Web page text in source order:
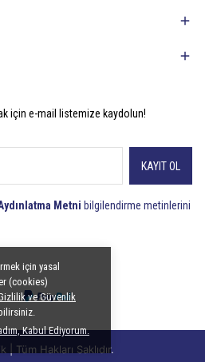
için yasal
(cookies)
ve Güvenlik
Kabul Ediyorum.
için e-mail listemize kaydolun!
KAYIT OL
Metni bilgilendirme metinlerini
Hakları Saklıdır.